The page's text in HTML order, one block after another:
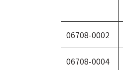
06708-0002
06708-0004